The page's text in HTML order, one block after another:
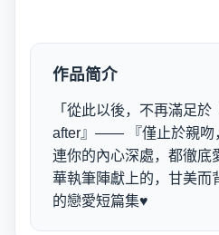
作品简介
「從此以後，不再滿足
after』—— 『僅止於親吻
連你的內心深處，都徹底
華執筆陣獻上的，甘美而
的戀愛短篇集♥